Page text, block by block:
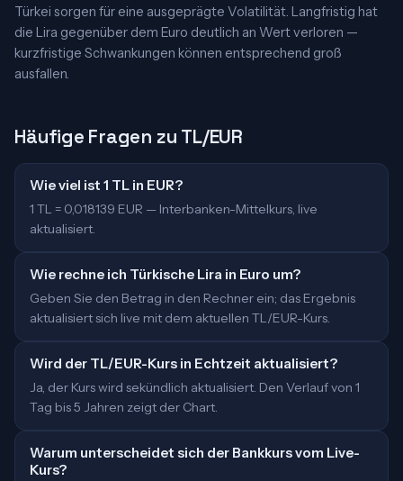
Türkei sorgen für eine ausgeprägte Volatilität. Langfristig hat
die Lira gegenüber dem Euro deutlich an Wert verloren —
kurzfristige Schwankungen können entsprechend groß
ausfallen.
Häufige Fragen zu TL/EUR
Wie viel ist 1 TL in EUR?
1 TL = 0,018139 EUR — Interbanken-Mittelkurs, live
aktualisiert.
Wie rechne ich Türkische Lira in Euro um?
Geben Sie den Betrag in den Rechner ein; das Ergebnis
aktualisiert sich live mit dem aktuellen TL/EUR-Kurs.
Wird der TL/EUR-Kurs in Echtzeit aktualisiert?
Ja, der Kurs wird sekündlich aktualisiert. Den Verlauf von 1
Tag bis 5 Jahren zeigt der Chart.
Warum unterscheidet sich der Bankkurs vom Live-
Kurs?